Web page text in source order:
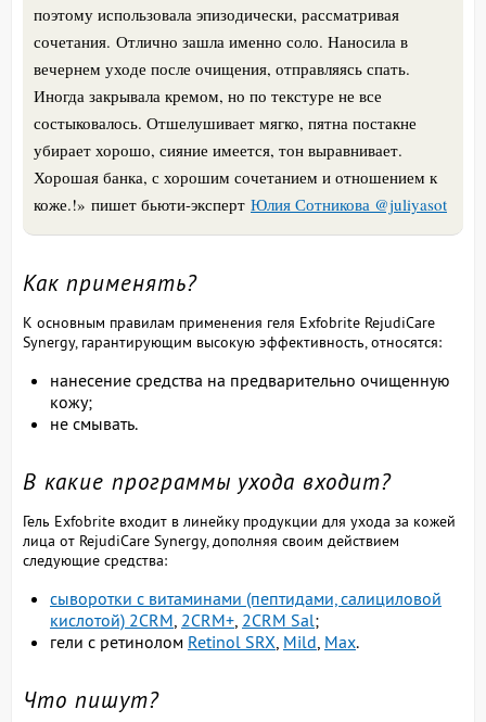
поэтому использовала эпизодически, рассматривая
сочетания. Отлично зашла именно соло. Наносила в
вечернем уходе после очищения, отправляясь спать.
Иногда закрывала кремом, но по текстуре не все
состыковалось. Отшелушивает мягко, пятна постакне
убирает хорошо, сияние имеется, тон выравнивает.
Хорошая банка, с хорошим сочетанием и отношением к
коже.!» пишет бьюти-эксперт Юлия Сотникова @juliyasot
Как применять?
К основным правилам применения геля Exfobrite RejudiCare
Synergy, гарантирующим высокую эффективность, относятся:
нанесение средства на предварительно очищенную
кожу;
не смывать.
В какие программы ухода входит?
Гель Exfobrite входит в линейку продукции для ухода за кожей
лица от RejudiCare Synergy, дополняя своим действием
следующие средства:
сыворотки с витаминами (пептидами, салициловой
кислотой) 2CRM 2CRM+ 2CRM Sal;
гели с ретинолом Retinol SRX Mild Max.
Что пишут?